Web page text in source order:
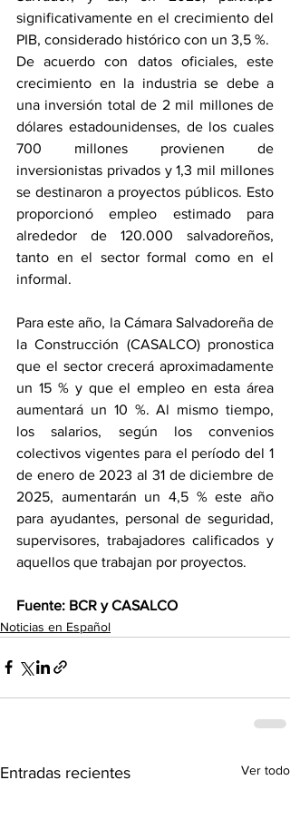
significativamente en el crecimiento del
PIB, considerado histórico con un 3,5 %.
De acuerdo con datos oficiales, este
crecimiento en la industria se debe a
una inversión total de 2 mil millones de
dólares estadounidenses, de los cuales
700 millones provienen de
inversionistas privados y 1,3 mil millones
se destinaron a proyectos públicos. Esto
proporcionó empleo estimado para
alrededor de 120.000 salvadoreños,
tanto en el sector formal como en el
informal.
Para este año, la Cámara Salvadoreña de
la Construcción (CASALCO) pronostica
que el sector crecerá aproximadamente
un 15 % y que el empleo en esta área
aumentará un 10 %. Al mismo tiempo,
los salarios, según los convenios
colectivos vigentes para el período del 1
de enero de 2023 al 31 de diciembre de
2025, aumentarán un 4,5 % este año
para ayudantes, personal de seguridad,
supervisores, trabajadores calificados y
aquellos que trabajan por proyectos.
Fuente: BCR y CASALCO
Noticias en Español
Entradas recientes Ver todo